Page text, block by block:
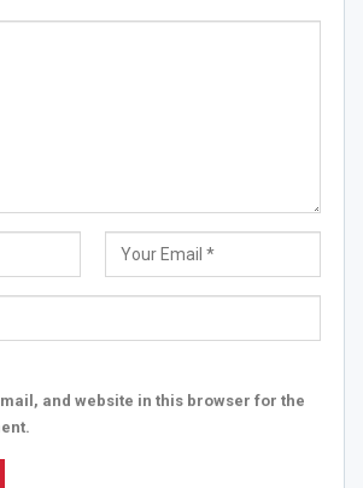
and website in this browser for the